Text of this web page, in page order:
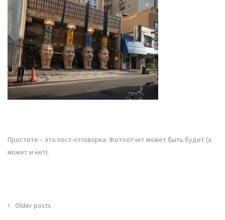
Простите – это пост-отговорка. Фотоотчет может быть будет (а
может и нет).
Posts
Older posts